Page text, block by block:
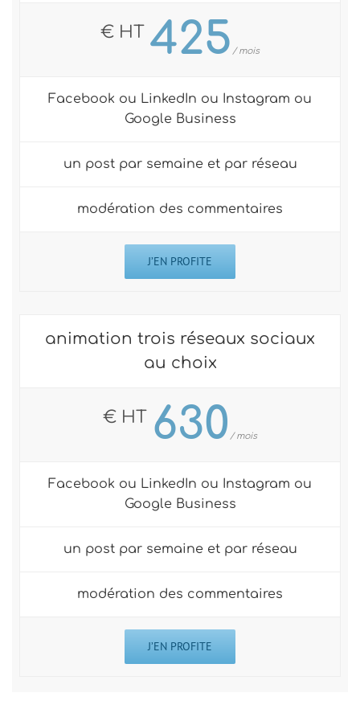
€ HT 425 / mois
Facebook ou LinkedIn ou Instagram ou
Google Business
un post par semaine et par réseau
modération des commentaires
J’EN PROFITE
animation trois réseaux sociaux
au choix
€ HT 630 / mois
Facebook ou LinkedIn ou Instagram ou
Google Business
un post par semaine et par réseau
modération des commentaires
J’EN PROFITE